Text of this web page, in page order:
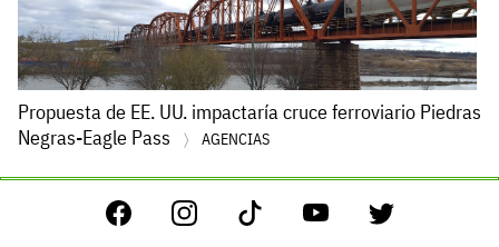
Propuesta de EE. UU. impactaría cruce ferroviario Piedras
Negras-Eagle Pass
AGENCIAS